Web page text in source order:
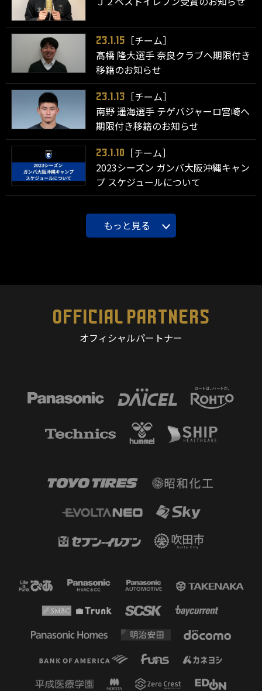
23.1.15
［チーム］
髙橋 隆大選手 奈良クラブへ期限付き
移籍のお知らせ
23.1.13
［チーム］
南野 遥海選手 テゲバジャーロ宮崎へ
期限付き移籍のお知らせ
23.1.10
［チーム］
2023シーズン ガンバ大阪沖縄キャン
プ スケジュールについて
もっと見る
OFFICIAL PARTNERS
オフィシャルパートナー